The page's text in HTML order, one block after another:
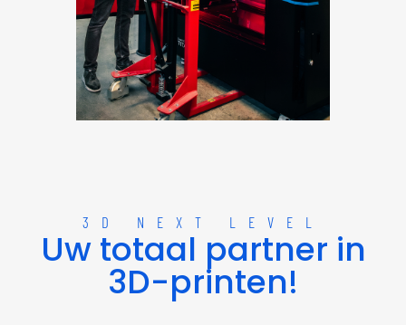
3D NEXT LEVEL
Uw totaal partner in
3D-printen!